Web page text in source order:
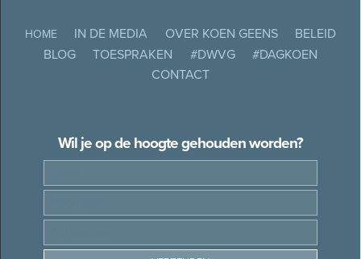
HOME IN DE MEDIA OVER KOEN GEENS
BELEID
BLOG
TOESPRAKEN #DWVG
#DAGKOEN
CONTACT
Wil je op de hoogte gehouden worden?